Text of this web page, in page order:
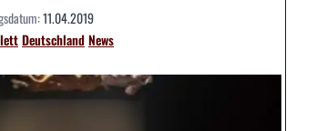
11.04.2019
DeutschlandNews